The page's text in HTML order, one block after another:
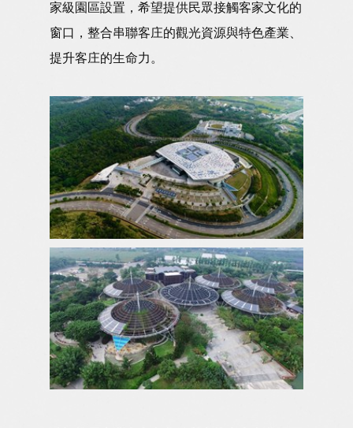
家級園區設置，希望提供民眾接觸客家文化的
窗口，整合串聯客庄的觀光資源與特色產業、
提升客庄的生命力。